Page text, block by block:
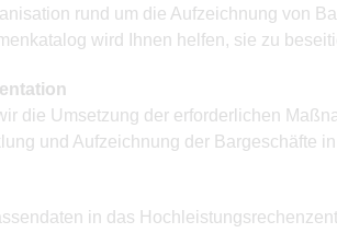
rund um die Aufzeichnung von
wird Ihnen helfen, sie zu
die Umsetzung der erforderlichen
und Aufzeichnung der Bargeschäfte
in das